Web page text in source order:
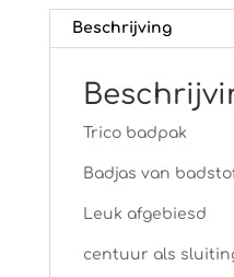
Beschrijving
Trico badpak
Badjas van
Leuk afgebiesd
centuur als